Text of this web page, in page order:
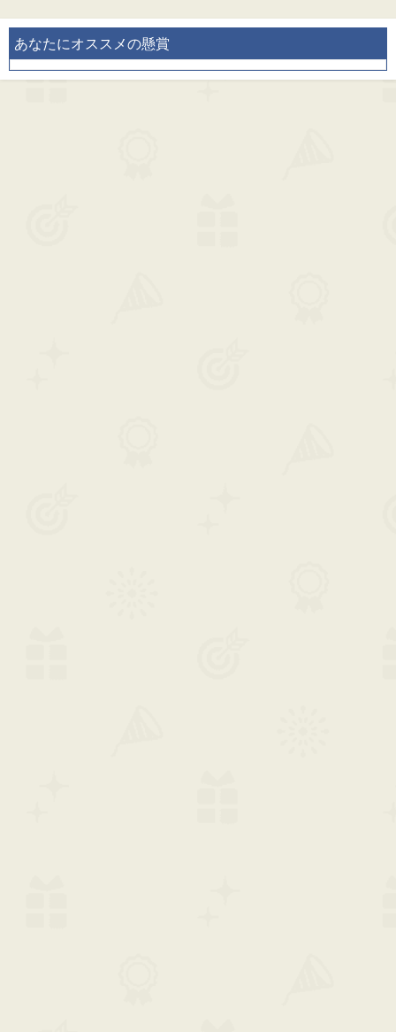
あなたにオススメの懸賞